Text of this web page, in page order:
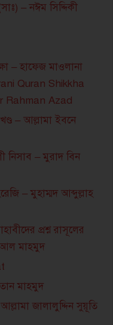
– নঈম সিদ্দিকী
– হাফেজ মাওলানা
Quran Shikkha
Rahman Azad
– আল্লামা ইবনে
নিসাব – মুরাদ বিন
– মুহাম্মদ আব্দুল্লাহ
প্রশ্ন রাসূলের
আল মাহমুদ
মাহমুদ
জালালুদ্দিন সুয়ূতি